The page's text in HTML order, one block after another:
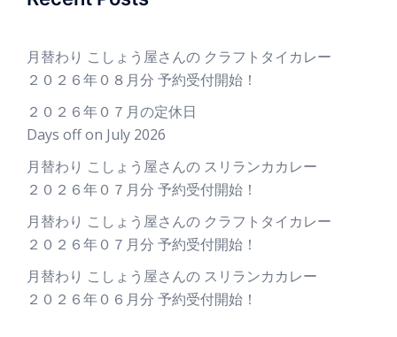
月替わり こしょう屋さんの クラフトタイカレー
２０２６年０８月分 予約受付開始！
２０２６年０７月の定休日
Days off on July 2026
月替わり こしょう屋さんの スリランカカレー
２０２６年０７月分 予約受付開始！
月替わり こしょう屋さんの クラフトタイカレー
２０２６年０７月分 予約受付開始！
月替わり こしょう屋さんの スリランカカレー
２０２６年０６月分 予約受付開始！